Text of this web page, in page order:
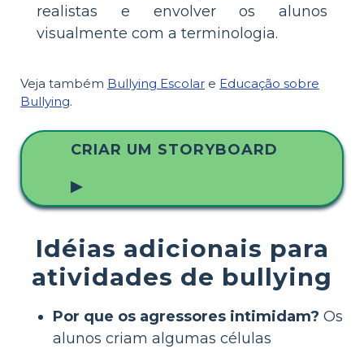
realistas e envolver os alunos
visualmente com a terminologia.
Veja também Bullying Escolar e Educação sobre
Bullying.
CRIAR UM STORYBOARD
▶
Idéias adicionais para
atividades de bullying
Por que os agressores intimidam? Os
alunos criam algumas células